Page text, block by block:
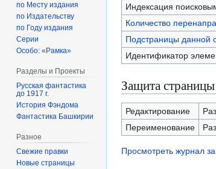
Индексация
Количество
Подстраницы данной
Идентификатор
Защита страницы
Редактирование
Переименование
Просмотреть журнал
по Месту издания
по Издательству
по Году издания
Серии
Особо: «Рамка»
Разделы и Проекты
Русская фантастика
до 1917 г.
История Фэндома
Фантастика Башкирии
Разное
Свежие правки
Новые страницы